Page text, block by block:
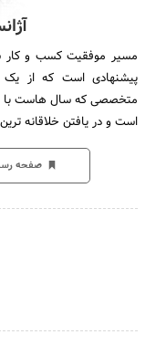
مسیر موفقیت کسب و کار
پیشنهادی است که از یک
متخصصی که سال هاست با
است و در یافتن خلاقانه
صفحه